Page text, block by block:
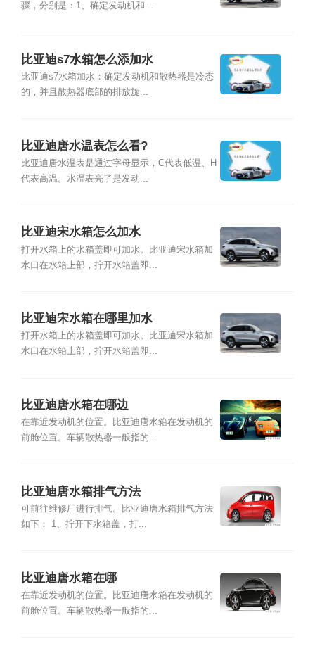
骤，分别是：1、确定发动机和...
比亚迪s7水箱怎么添加水
比亚迪s7水箱加水：确定发动机和散热器是冷态
的，并且散热器底部的排放旋...
比亚迪唐水温表怎么看?
比亚迪唐水温表是通过字母显示，C代表低温、H
代表高温。水温表亮了是发动...
比亚迪宋水箱怎么加水
打开水箱上的水箱盖即可加水。比亚迪宋水箱加
水口在水箱上部，拧开水箱盖即...
比亚迪宋水箱在哪里加水
打开水箱上的水箱盖即可加水。比亚迪宋水箱加
水口在水箱上部，拧开水箱盖即...
比亚迪唐水箱在哪边
在靠近发动机的位置。比亚迪唐水箱在发动机的
前舱位置。车辆散热器一般指的...
比亚迪唐水箱排气方法
可前往维修厂进行排气。比亚迪唐水箱排气方法
如下： 1、拧开下水箱盖，打...
比亚迪唐水箱在哪
在靠近发动机的位置。比亚迪唐水箱在发动机的
前舱位置。车辆散热器一般指的...